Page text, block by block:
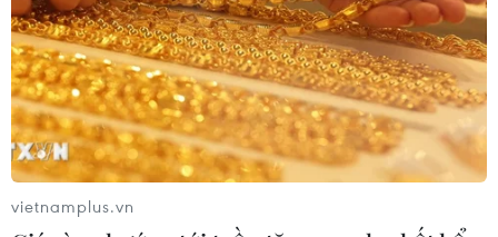
Ba nạn nhân trong vụ việc được chuyển đến Bệnh viện
175 đã đáp ứng tốt với lọc máu, trong đó có một trường
hợp đã phục hồi hoàn toàn.
vietnamplus.vn